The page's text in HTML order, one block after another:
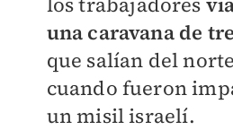
una caravana de
que salían del
cuando fueron
un misil israelí.